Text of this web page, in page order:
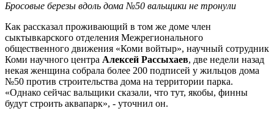
Бросовые березы вдоль дома №50 вальщики не тронули
Как рассказал проживающий в том же доме член
сыктывкарского отделения Межрегионального
общественного движения «Коми войтыр», научный сотрудник
Коми научного центра Алексей Рассыхаев, две недели назад
некая женщина собрала более 200 подписей у жильцов дома
№50 против строительства дома на территории парка.
«Однако сейчас вальщики сказали, что тут, якобы, финны
будут строить аквапарк», - уточнил он.